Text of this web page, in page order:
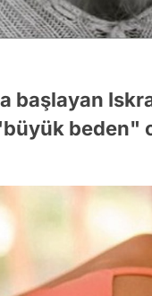
başlayan
beden"